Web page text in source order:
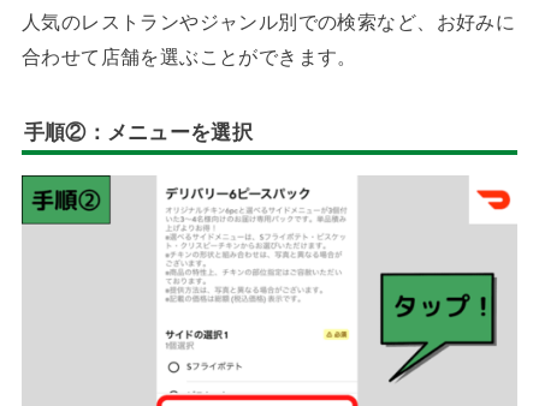
人気のレストランやジャンル別での検索など、お好みに
合わせて店舗を選ぶことができます。
手順②：メニューを選択